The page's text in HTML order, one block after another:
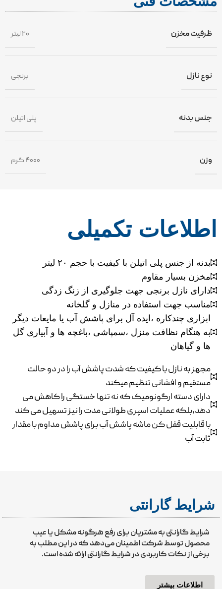
ظرفیت مخزن ۲۰ لیتر
نوع نازل برنجی
جنس بدنه پلی اتیلن
وزن ۴۰۰۰ گرم
اطلاعات تکمیلی
بدنه از جنس پلی اتیلن با کیفیت با حجم ۲۰ لیتر
مخزن بسیار مقاوم
دارای نازل برنجی جهت جلوگیری از زنگ زدگی
مناسب جهت استفاده در منازل و گلخانه
ابزاری چندکاره ،ایده آل برای پاشش آب یا مایعات دیگر
به هنگام نظافت منزل ،سمپاشی ،باغچه ها و آبیاری گل
ها و گیاهان
مجهز به نازل با کیفیت که شدت پاشش آب را در دو حالت
مستقیم و افشانی تنظیم میکند
دارای دسته ارگونومیک که نه تنها خستگی را کاهش می
دهد،بلکه عملیات اسپری طولانی مدت را نیز تسهیل می کند
با قابلیت قفل کن ماشه پاشش آب برای پاشش مداوم با مقدار
ثابت آب
شرایط گارانتی
شرایط گارانتی به مشتریان برای رفع هرگونه مشکل یا عیب
محصول توسط شرکت اطمینان می‌دهد که در این مطلب به
برخی از نکات کاربردی در شرایط گارانتی ارائه شده است.
اطلاعات بیشتر